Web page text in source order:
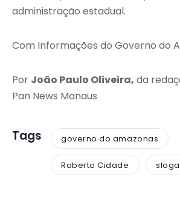
administração estadual.
Com Informações do Governo do
Por João Paulo Oliveira, da
Pan News Manaus
Tags governo do amazonas
Roberto Cidade